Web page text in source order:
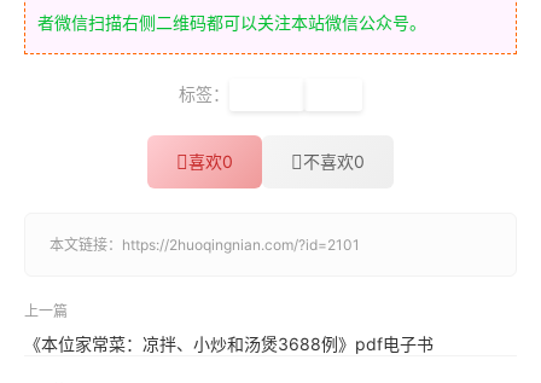
者微信扫描右侧二维码都可以关注本站微信公众号。
标签：
喜欢0 不喜欢0
本文链接： https://2huoqingnian.com/?id=2101
上一篇
《本位家常菜：凉拌、小炒和汤煲3688例》pdf电子书